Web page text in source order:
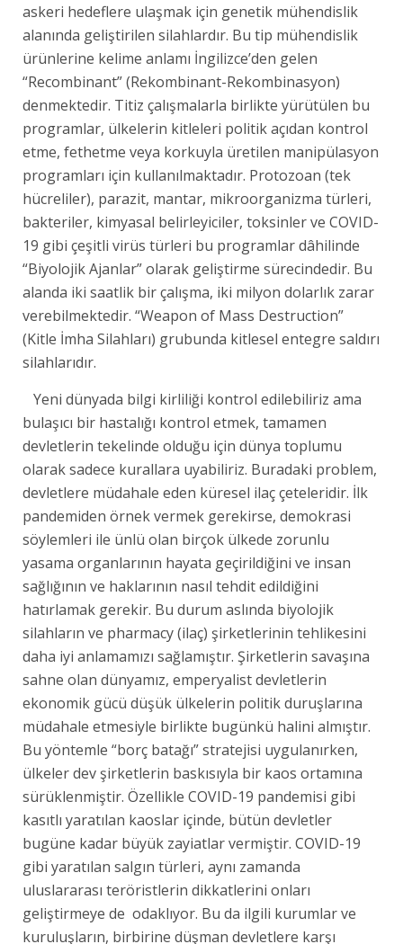
askeri hedeflere ulaşmak için genetik mühendislik
alanında geliştirilen silahlardır. Bu tip mühendislik
ürünlerine kelime anlamı İngilizce’den gelen
“Recombinant” (Rekombinant-Rekombinasyon)
denmektedir. Titiz çalışmalarla birlikte yürütülen bu
programlar, ülkelerin kitleleri politik açıdan kontrol
etme, fethetme veya korkuyla üretilen manipülasyon
programları için kullanılmaktadır. Protozoan (tek
hücreliler), parazit, mantar, mikroorganizma türleri,
bakteriler, kimyasal belirleyiciler, toksinler ve COVID-
19 gibi çeşitli virüs türleri bu programlar dâhilinde
“Biyolojik Ajanlar” olarak geliştirme sürecindedir. Bu
alanda iki saatlik bir çalışma, iki milyon dolarlık zarar
verebilmektedir. “Weapon of Mass Destruction”
(Kitle İmha Silahları) grubunda kitlesel entegre saldırı
silahlarıdır.
Yeni dünyada bilgi kirliliği kontrol edilebiliriz ama
bulaşıcı bir hastalığı kontrol etmek, tamamen
devletlerin tekelinde olduğu için dünya toplumu
olarak sadece kurallara uyabiliriz. Buradaki problem,
devletlere müdahale eden küresel ilaç çeteleridir. İlk
pandemiden örnek vermek gerekirse, demokrasi
söylemleri ile ünlü olan birçok ülkede zorunlu
yasama organlarının hayata geçirildiğini ve insan
sağlığının ve haklarının nasıl tehdit edildiğini
hatırlamak gerekir. Bu durum aslında biyolojik
silahların ve pharmacy (ilaç) şirketlerinin tehlikesini
daha iyi anlamamızı sağlamıştır. Şirketlerin savaşına
sahne olan dünyamız, emperyalist devletlerin
ekonomik gücü düşük ülkelerin politik duruşlarına
müdahale etmesiyle birlikte bugünkü halini almıştır.
Bu yöntemle “borç batağı” stratejisi uygulanırken,
ülkeler dev şirketlerin baskısıyla bir kaos ortamına
sürüklenmiştir. Özellikle COVID-19 pandemisi gibi
kasıtlı yaratılan kaoslar içinde, bütün devletler
bugüne kadar büyük zayiatlar vermiştir. COVID-19
gibi yaratılan salgın türleri, aynı zamanda
uluslararası teröristlerin dikkatlerini onları
geliştirmeye de odaklıyor. Bu da ilgili kurumlar ve
kuruluşların, birbirine düşman devletlere karşı